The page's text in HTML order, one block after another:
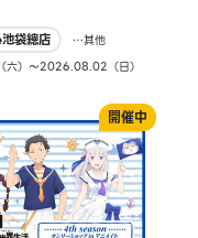
袋總店
…其他
六）〜2026.08.02（日）